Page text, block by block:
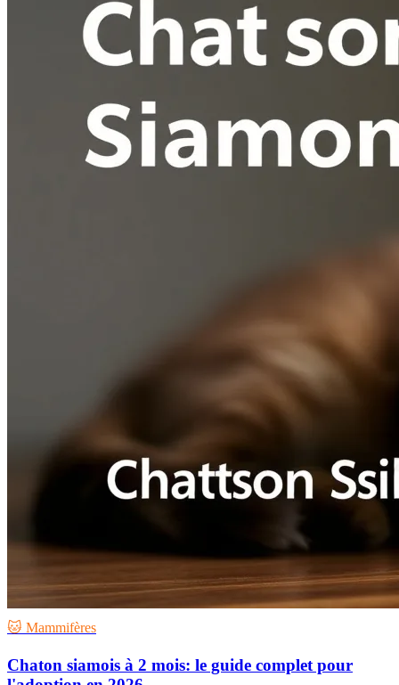
🐱 Mammifères
Chaton siamois à 2 mois: le guide complet pour